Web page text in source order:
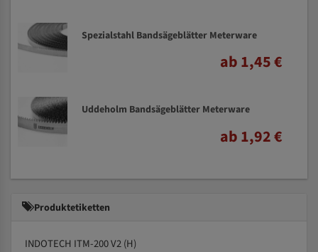
Spezialstahl Bandsägeblätter Meterware
ab 1,45 €
Uddeholm Bandsägeblätter Meterware
ab 1,92 €
Produktetiketten
INDOTECH ITM-200 V2 (H)